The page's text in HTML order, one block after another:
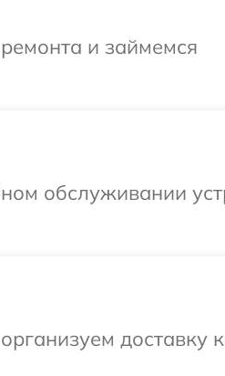
и займемся
обслуживании
доставку